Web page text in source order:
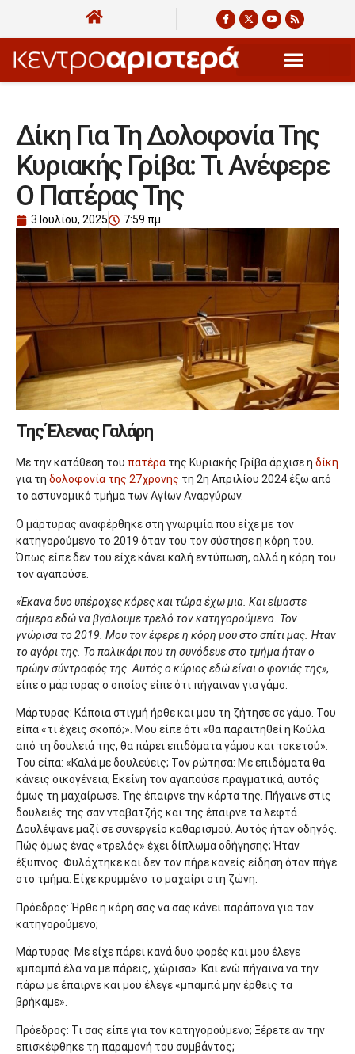
Δίκη Για Τη Δολοφονία Της
Κυριακής Γρίβα: Τι Ανέφερε
Ο Πατέρας Της
3 Ιουλίου, 2025 7:59 πμ
Της Έλενας Γαλάρη
Με την κατάθεση του πατέρα της Κυριακής Γρίβα άρχισε η δίκη
για τη δολοφονία της 27χρονης τη 2η Απριλίου 2024 έξω από
το αστυνομικό τμήμα των Αγίων Αναργύρων.
Ο μάρτυρας αναφέρθηκε στη γνωριμία που είχε με τον
κατηγορούμενο το 2019 όταν του τον σύστησε η κόρη του.
Όπως είπε δεν του είχε κάνει καλή εντύπωση, αλλά η κόρη του
τον αγαπούσε.
«Έκανα δυο υπέροχες κόρες και τώρα έχω μια. Και είμαστε
σήμερα εδώ να βγάλουμε τρελό τον κατηγορούμενο. Τον
γνώρισα το 2019. Μου τον έφερε η κόρη μου στο σπίτι μας. Ήταν
το αγόρι της. Το παλικάρι που τη συνόδευε στο τμήμα ήταν ο
πρώην σύντροφός της. Αυτός ο κύριος εδώ είναι ο φονιάς της»,
είπε ο μάρτυρας ο οποίος είπε ότι πήγαιναν για γάμο.
Μάρτυρας: Κάποια στιγμή ήρθε και μου τη ζήτησε σε γάμο. Του
είπα «τι έχεις σκοπό;». Μου είπε ότι «θα παραιτηθεί η Κούλα
από τη δουλειά της, θα πάρει επιδόματα γάμου και τοκετού».
Του είπα: «Καλά με δουλεύεις; Τον ρώτησα: Με επιδόματα θα
κάνεις οικογένεια; Εκείνη τον αγαπούσε πραγματικά, αυτός
όμως τη μαχαίρωσε. Της έπαιρνε την κάρτα της. Πήγαινε στις
δουλειές της σαν νταβατζής και της έπαιρνε τα λεφτά.
Δουλέψανε μαζί σε συνεργείο καθαρισμού. Αυτός ήταν οδηγός.
Πώς όμως ένας «τρελός» έχει δίπλωμα οδήγησης; Ήταν
έξυπνος. Φυλάχτηκε και δεν τον πήρε κανείς είδηση όταν πήγε
στο τμήμα. Είχε κρυμμένο το μαχαίρι στη ζώνη.
Πρόεδρος: Ήρθε η κόρη σας να σας κάνει παράπονα για τον
κατηγορούμενο;
Μάρτυρας: Με είχε πάρει κανά δυο φορές και μου έλεγε
«μπαμπά έλα να με πάρεις, χώρισα». Και ενώ πήγαινα να την
πάρω με έπαιρνε και μου έλεγε «μπαμπά μην έρθεις τα
βρήκαμε».
Πρόεδρος: Τι σας είπε για τον κατηγορούμενο; Ξέρετε αν την
επισκέφθηκε τη παραμονή του συμβάντος;